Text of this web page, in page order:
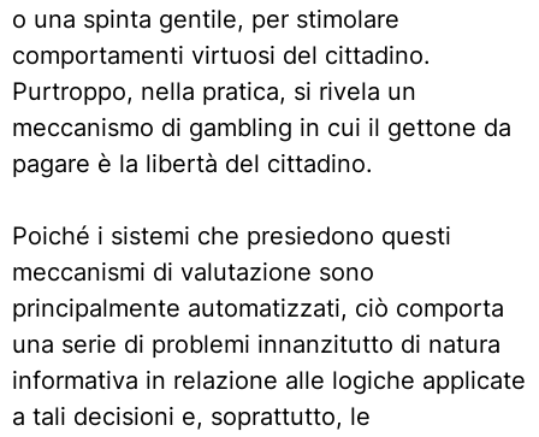
o una spinta gentile, per stimolare
comportamenti virtuosi del cittadino.
Purtroppo, nella pratica, si rivela un
meccanismo di gambling in cui il gettone da
pagare è la libertà del cittadino.
Poiché i sistemi che presiedono questi
meccanismi di valutazione sono
principalmente automatizzati, ciò comporta
una serie di problemi innanzitutto di natura
informativa in relazione alle logiche applicate
a tali decisioni e, soprattutto, le